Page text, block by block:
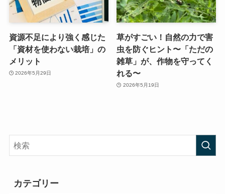
資源不足により強く感じた
「資材を使わない栽培」の
メリット
2026年5月29日
草がすごい！自然の力で害
虫を防ぐヒント〜「ただの
雑草」が、作物を守ってく
れる〜
2026年5月19日
カテゴリー